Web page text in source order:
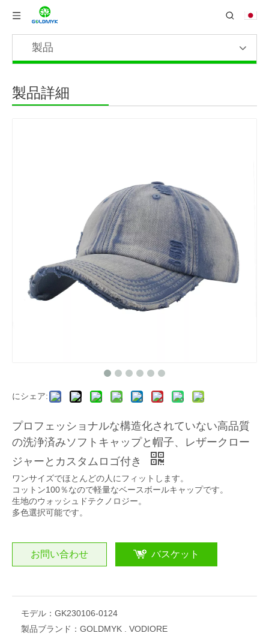
製品
製品詳細
にシェア:
プロフェッショナルな構造化されていない高品質
の洗浄済みソフトキャップと帽子、レザークロー
ジャーとカスタムロゴ付き
ワンサイズでほとんどの人にフィットします。
コットン100％なので軽量なベースボールキャップです。
生地のウォッシュドテクノロジー。
多色選択可能です。
お問い合わせ バスケット
モデル： GK230106-0124
製品ブランド： GOLDMYK . VODIORE